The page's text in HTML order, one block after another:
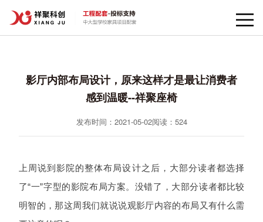
影厅内部布局设计，原来这样才是最让消费者
感到温暖--祥聚座椅
发布时间：2021-05-02阅读： 524
上周说到影院的整体布局设计之后，大部分读者都选择
了“一”字型的影院布局方案。没错了，大部分读者都比较
明智的，那这周我们就说说观影厅内容的布局又有什么需